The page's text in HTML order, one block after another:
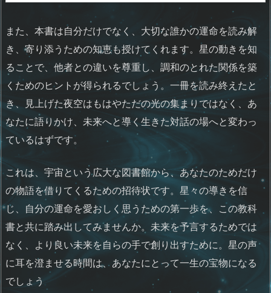
また、本書は自分だけでなく、大切な誰かの運命を読み解
き、寄り添うための知恵も授けてくれます。星の動きを知
ることで、他者との違いを尊重し、調和のとれた関係を築
くためのヒントが得られるでしょう。一冊を読み終えたと
き、見上げた夜空はもはやただの光の集まりではなく、あ
なたに語りかけ、未来へと導く生きた対話の場へと変わっ
ているはずです。
これは、宇宙という広大な図書館から、あなたのためだけ
の物語を借りてくるための招待状です。星々の導きを信
じ、自分の運命を愛おしく思うための第一歩を、この教科
書と共に踏み出してみませんか。未来を予言するためでは
なく、より良い未来を自らの手で創り出すために。星の声
に耳を澄ませる時間は、あなたにとって一生の宝物になる
でしょう